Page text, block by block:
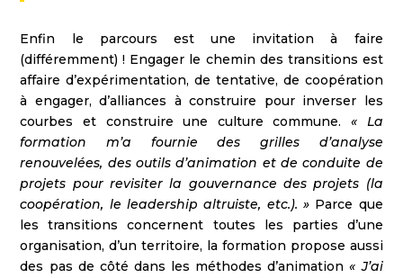
Enfin le parcours est une invitation à faire
(différemment) ! Engager le chemin des transitions est
affaire d’expérimentation, de tentative, de coopération
à engager, d’alliances à construire pour inverser les
courbes et construire une culture commune. « La
formation m’a fournie des grilles d’analyse
renouvelées, des outils d’animation et de conduite de
projets pour revisiter la gouvernance des projets (la
coopération, le leadership altruiste, etc.). » Parce que
les transitions concernent toutes les parties d’une
organisation, d’un territoire, la formation propose aussi
des pas de côté dans les méthodes d’animation« J’ai